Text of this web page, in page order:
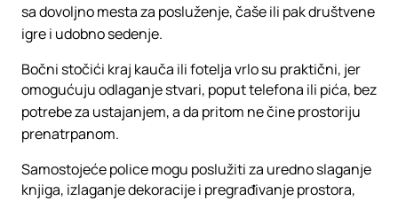
sa dovoljno mesta za posluženje, čaše ili pak društvene
igre i udobno sedenje.
Bočni stočići kraj kauča ili fotelja vrlo su praktični, jer
omogućuju odlaganje stvari, poput telefona ili pića, bez
potrebe za ustajanjem, a da pritom ne čine prostoriju
prenatrpanom.
Samostojeće police mogu poslužiti za uredno slaganje
knjiga, izlaganje dekoracije i pregrađivanje prostora,